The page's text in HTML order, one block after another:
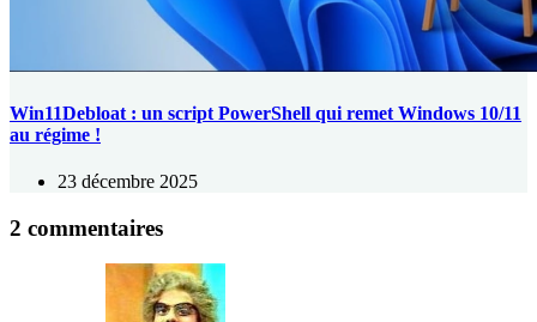
Win11Debloat : un script PowerShell qui remet Windows 10/11
au régime !
23 décembre 2025
2 commentaires